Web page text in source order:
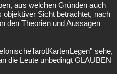
aus welchen Gründen auch
Sicht betrachtet, nach
den Theorien und Aussagen
sehe,
die Leute unbedingt GLAUBEN